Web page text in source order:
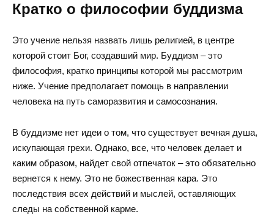
Кратко о философии буддизма
Это учение нельзя назвать лишь религией, в центре
которой стоит Бог, создавший мир. Буддизм – это
философия, кратко принципы которой мы рассмотрим
ниже. Учение предполагает помощь в направлении
человека на путь саморазвития и самосознания.
В буддизме нет идеи о том, что существует вечная душа,
искупающая грехи. Однако, все, что человек делает и
каким образом, найдет свой отпечаток – это обязательно
вернется к нему. Это не божественная кара. Это
последствия всех действий и мыслей, оставляющих
следы на собственной карме.